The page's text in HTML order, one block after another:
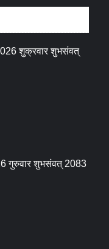
शुक्रवार शुभसंवत्
आज का पंचांग: आज दिनांक 6 अगस्त 2026 गुरुवार शुभसंवत् 2083